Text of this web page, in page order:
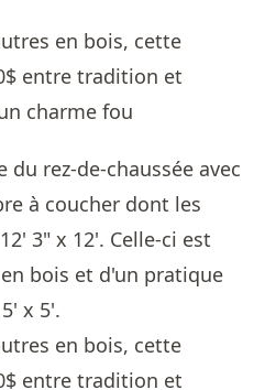
rez-de-chaussée avec
à coucher dont les
3" x 12'. Celle-ci est
bois et d'un pratique
x 5'.